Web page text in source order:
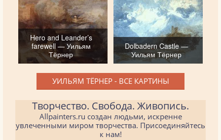
Hero and Leander’s
farewell — Уильям
Тёрнер
Dolbadern Castle —
Уильям Тёрнер
УИЛЬЯМ ТЁРНЕР - ВСЕ КАРТИНЫ
Творчество. Свобода. Живопись.
Allpainters.ru создан людьми, искренне
увлеченными миром творчества. Присоединяйтесь
к нам!